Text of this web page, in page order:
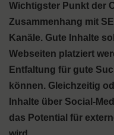
Wichtigster Punkt der
Zusammenhang mit
Kanäle. Gute Inhalte
Webseiten platziert
Entfaltung für gute
können. Gleichzeitig
Inhalte über Social-
das Potential für